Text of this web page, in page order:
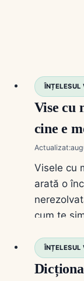
ÎNȚELESUL
Vise cu
cine e
Actualizat:
Visele cu
arată o
cum te
ÎNȚELESUL